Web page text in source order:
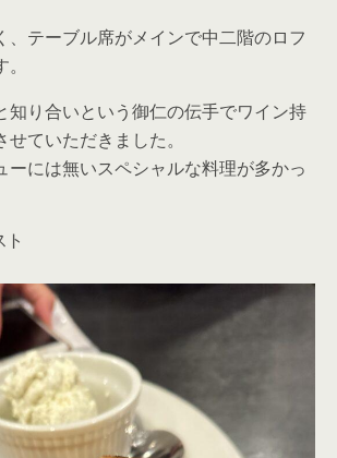
、テーブル席がメインで中二階のロフ
知り合いという御仁の伝手でワイン持
ていただきました。
ーには無いスペシャルな料理が多かっ